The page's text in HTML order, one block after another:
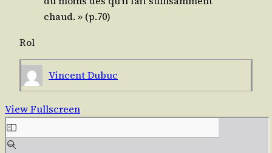
chaud. » (p.70)
Rol
Vincent Dubuc
View Fullscreen